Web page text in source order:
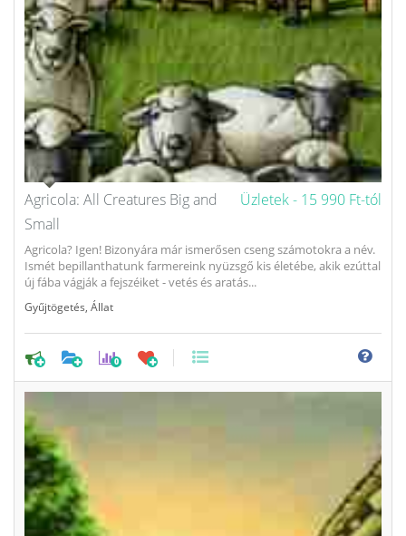
Üzletek - 15 990 Ft-tól
Agricola: All Creatures Big and
Small
Agricola? Igen! Bizonyára már ismerősen cseng számotokra a név.
Ismét bepillanthatunk farmereink nyüzsgő kis életébe, akik ezúttal
új fába vágják a fejszéiket - vetés és aratás...
Gyűjtögetés, Állat
0